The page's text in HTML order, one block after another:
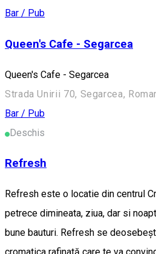
Bar / Pub
Queen's Cafe - Segarcea
Queen's Cafe - Segarcea
Strada Unirii 70, Segarcea,
Bar / Pub
Deschis
Refresh
Refresh este o locatie din centrul
petrece dimineata, ziua, dar si
bune bauturi. Refresh se